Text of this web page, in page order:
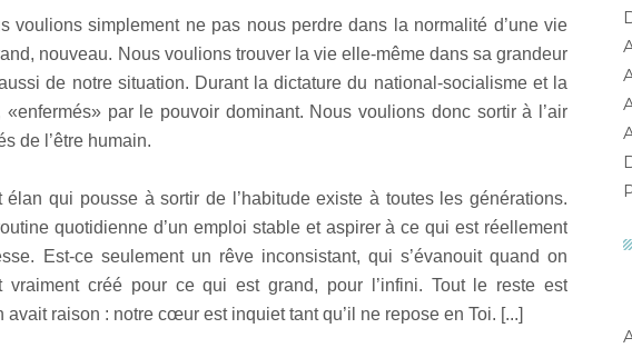
voulions simplement ne pas nous perdre dans la normalité d’une vie
nouveau. Nous voulions trouver la vie elle-même dans sa grandeur
de notre situation. Durant la dictature du national-socialisme et la
par le pouvoir dominant. Nous voulions donc sortir à l’air
de l’être humain.
qui pousse à sortir de l’habitude existe à toutes les générations.
quotidienne d’un emploi stable et aspirer à ce qui est réellement
Est-ce seulement un rêve inconsistant, qui s’évanouit quand on
vraiment créé pour ce qui est grand, pour l’infini. Tout le reste est
raison : notre cœur est inquiet tant qu’il ne repose en Toi. [...]